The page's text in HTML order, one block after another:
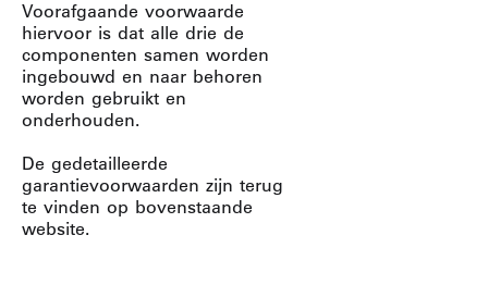
Voorafgaande voorwaarde
hiervoor is dat alle drie de
componenten samen worden
ingebouwd en naar behoren
worden gebruikt en
onderhouden.
De gedetailleerde
garantievoorwaarden zijn terug
te vinden op bovenstaande
website.